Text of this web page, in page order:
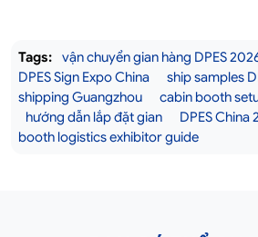
Tags: vận chuyển gian hàng DPES
DPES Sign Expo China
ship samples
shipping Guangzhou
cabin booth
hướng dẫn lắp đặt gian
DPES China
booth logistics exhibitor guide